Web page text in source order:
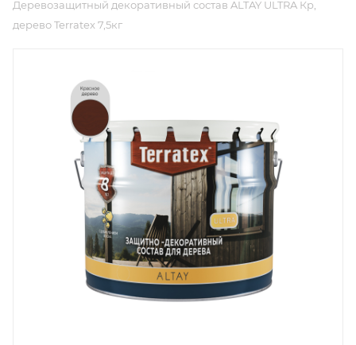
Деревозащитный декоративный состав ALTAY ULTRA Кр,
дерево Terratex 7,5кг